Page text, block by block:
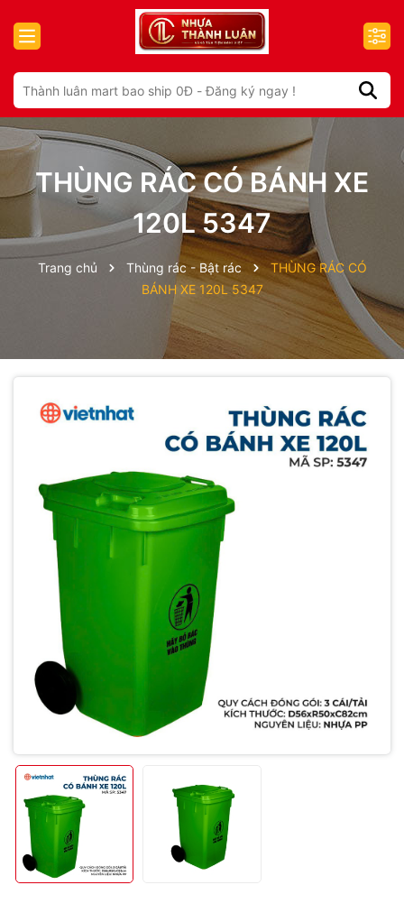
THÙNG RÁC CÓ BÁNH XE
120L 5347
Trang chủ Thùng rác - Bật rác
THÙNG RÁC CÓ
BÁNH XE 120L 5347